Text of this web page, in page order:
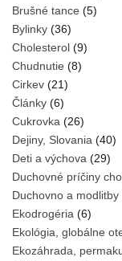
Brušné tance (5)
Bylinky (36)
Cholesterol (9)
Chudnutie (8)
Cirkev (21)
Články (6)
Cukrovka (26)
Dejiny, Slovania (40)
Deti a výchova (29)
Duchovné príčiny
Duchovno a modlitby
Ekodrogéria (6)
Ekológia, globálne
Ekozáhrada,